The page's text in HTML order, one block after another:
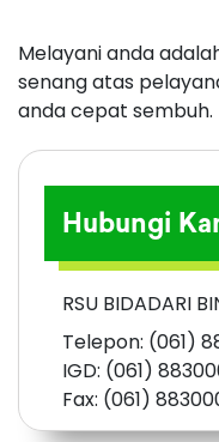
Melayani anda
senang atas
anda cepat sembuh.
Hubungi
RSU BIDADARI
Telepon: (061)
IGD: (061)
Fax: (061)